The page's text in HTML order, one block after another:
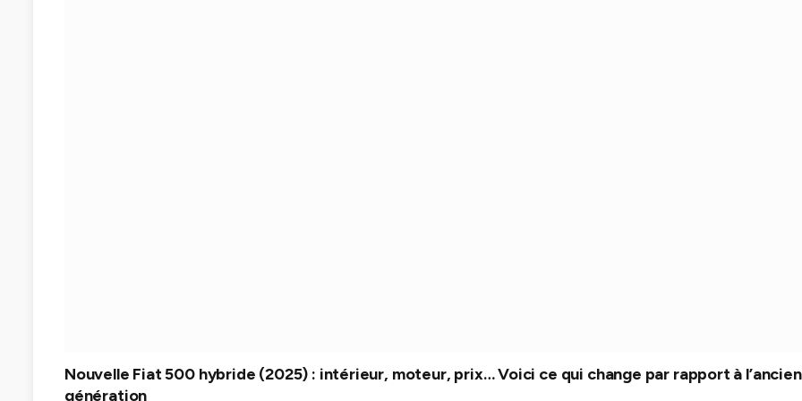
Nouvelle Fiat 500 hybride (2025) : intérieur, moteur, prix… Voici ce qui change par rapport à
génération